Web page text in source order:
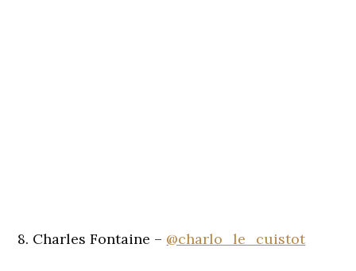
8. Charles Fontaine – @charlo_le_cuistot